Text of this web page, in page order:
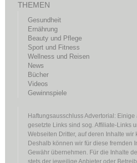
THEMEN
Gesundheit
Ernährung
Beauty und Pflege
Sport und Fitness
Wellness und Reisen
News
Bücher
Videos
Gewinnspiele
Haftungsausschluss Advertorial: Einige
gesetzte Links sind sog. Affiliate-Links
Webseiten Dritter, auf deren Inhalte wir
Deshalb können wir für diese fremden
Gewähr übernehmen. Für die Inhalte
stets der jeweilige Anbieter oder